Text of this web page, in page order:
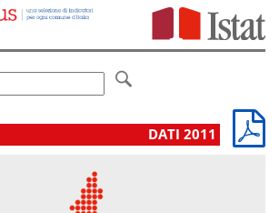
DATI 2011